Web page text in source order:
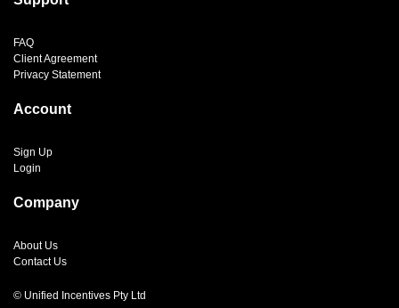
© Unified Incentives Pty Ltd
FAQ
Client Agreement
Privacy Statement
Account
Sign Up
Login
Company
About Us
Contact Us